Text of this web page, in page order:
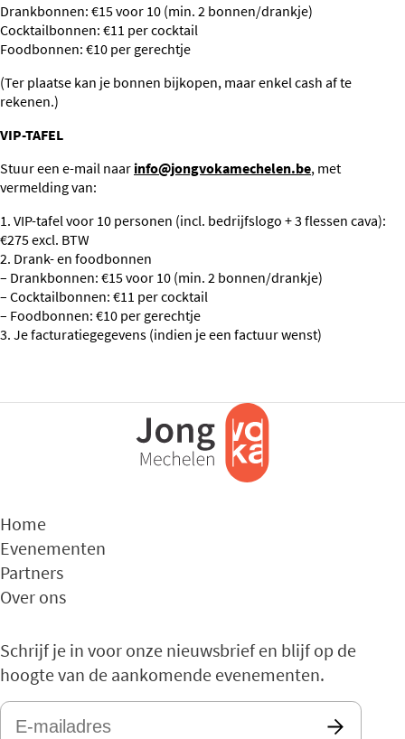
Drankbonnen: €15 voor 10 (min. 2 bonnen/drankje)
Cocktailbonnen: €11 per cocktail
Foodbonnen: €10 per gerechtje
(Ter plaatse kan je bonnen bijkopen, maar enkel cash af te
rekenen.)
VIP-TAFEL
Stuur een e-mail naar info@jongvokamechelen.be, met
vermelding van:
1. VIP-tafel voor 10 personen (incl. bedrijfslogo + 3 flessen cava):
€275 excl. BTW
2. Drank- en foodbonnen
– Drankbonnen: €15 voor 10 (min. 2 bonnen/drankje)
– Cocktailbonnen: €11 per cocktail
– Foodbonnen: €10 per gerechtje
3. Je facturatiegegevens (indien je een factuur wenst)
Home
Evenementen
Partners
Over ons
Schrijf je in voor onze nieuwsbrief en blijf op de
hoogte van de aankomende evenementen.
E-
mailadres*